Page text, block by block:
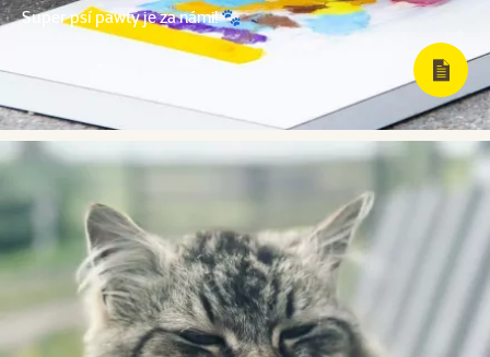
Super psí pawty je za námi! 🐾